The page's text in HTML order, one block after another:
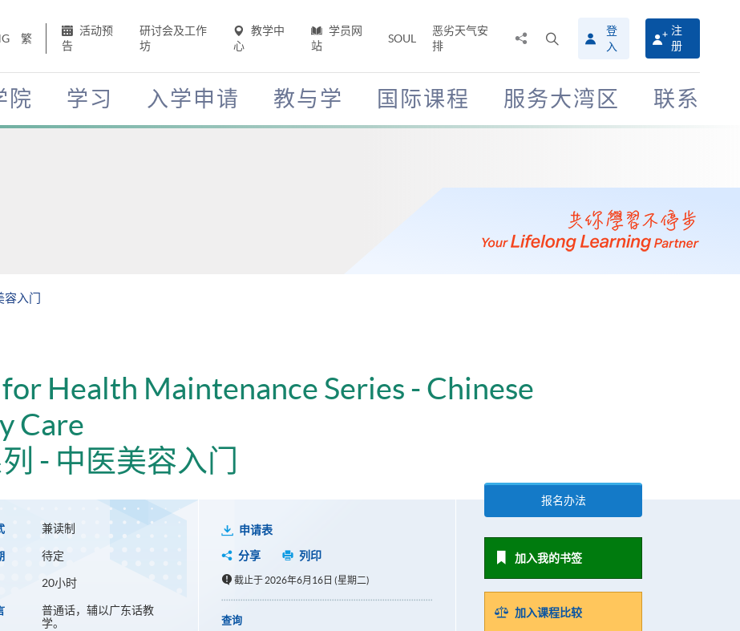
繁
活动预
告
研讨会及工作
坊
教学中
心
学员网
站
SOUL
恶劣天气安
排
搜
寻
介
面
登
入
注
册
院 学习 入学申请 教与学 国际课程 服务大湾区 联系
容入门
Health Maintenance Series - Chinese
Care
- 中医美容入门
兼读制
待定
20小时
普通话，辅以广东话教
学。
申请表
分享
列印
截止于 2026年6月16日 (星期二)
查询
报名办法
加入我的书签
加入课程比较